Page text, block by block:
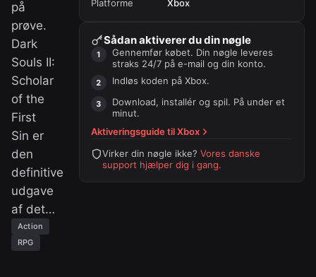
på
prøve.
Dark
Souls II:
Scholar
of the
First
Sin er
den
definitive
udgave
af det…
Action
RPG
Platforme
Xbox
Sådan aktiverer du din nøgle
Gennemfør købet. Din nøgle leveres
straks 24/7 på e-mail og din konto.
Indløs koden på Xbox.
Download, installér og spil. På under et
minut.
Aktiveringsguide tilXbox
Virker din nøgle ikke? Vores danske
support hjælper dig i gang.